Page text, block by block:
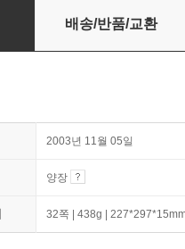
배송/반품/교환
2003년 11월 05일
양장
32쪽 | 438g |